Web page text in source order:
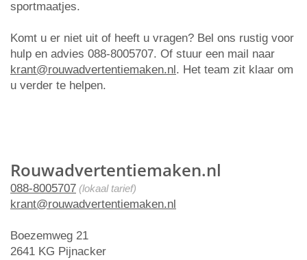
Rouwadvertentiemaken.nl
088-8005707 (lokaal tarief)
krant@rouwadvertentiemaken.nl
Boezemweg 21
2641 KG Pijnacker
sportmaatjes.
Komt u er niet uit of heeft u vragen? Bel ons rustig voor
hulp en advies 088-8005707. Of stuur een mail naar
krant@rouwadvertentiemaken.nl. Het team zit klaar om
u verder te helpen.